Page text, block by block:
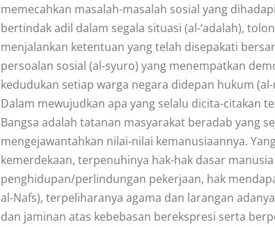
memecahkan masalah-masalah sosial yang
bertindak adil dalam segala situasi (al-‘adalah),
menjalankan ketentuan yang telah disepakati
persoalan sosial (al-syuro) yang menempatkan
kedudukan setiap warga negara didepan hukum
Dalam mewujudkan apa yang selalu dicita-citakan
Bangsa adalah tatanan masyarakat beradab yang
mengejawantahkan nilai-nilai kemanusiaannya.
kemerdekaan, terpenuhinya hak-hak dasar
penghidupan/perlindungan pekerjaan, hak
al-Nafs), terpeliharanya agama dan larangan
dan jaminan atas kebebasan berekspresi serta